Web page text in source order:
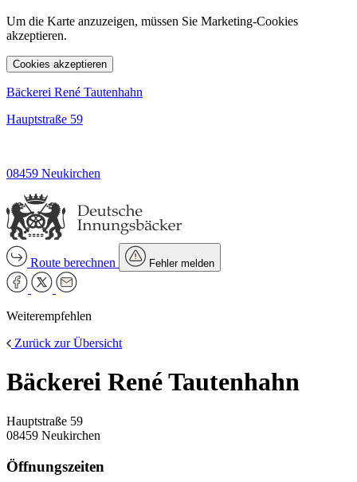
Um die Karte anzuzeigen, müssen Sie Marketing-Cookies
akzeptieren.
Cookies akzeptieren
Bäckerei René Tautenhahn
Hauptstraße 59
08459 Neukirchen
Route berechnen Fehler melden
Weiterempfehlen
Zurück zur Übersicht
Bäckerei René Tautenhahn
Hauptstraße 59
08459 Neukirchen
Öffnungszeiten